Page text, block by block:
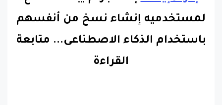
لمستخدميه إنشاء نسخ من أنفسهم
باستخدام الذكاء الاصطناعى... متابعة
القراءة